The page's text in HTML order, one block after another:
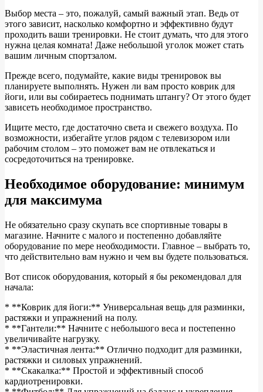
Выбор места – это, пожалуй, самый важный этап. Ведь от
этого зависит, насколько комфортно и эффективно будут
проходить ваши тренировки. Не стоит думать, что для этого
нужна целая комната! Даже небольшой уголок может стать
вашим личным спортзалом.
Прежде всего, подумайте, какие виды тренировок вы
планируете выполнять. Нужен ли вам просто коврик для
йоги, или вы собираетесь поднимать штангу? От этого будет
зависеть необходимое пространство.
Ищите место, где достаточно света и свежего воздуха. По
возможности, избегайте углов рядом с телевизором или
рабочим столом – это поможет вам не отвлекаться и
сосредоточиться на тренировке.
Необходимое оборудование: минимум
для максимума
Не обязательно сразу скупать все спортивные товары в
магазине. Начните с малого и постепенно добавляйте
оборудование по мере необходимости. Главное – выбрать то,
что действительно вам нужно и чем вы будете пользоваться.
Вот список оборудования, который я бы рекомендовал для
начала:
* **Коврик для йоги:** Универсальная вещь для разминки,
растяжки и упражнений на полу.
* **Гантели:** Начните с небольшого веса и постепенно
увеличивайте нагрузку.
* **Эластичная лента:** Отлично подходит для разминки,
растяжки и силовых упражнений.
* **Скакалка:** Простой и эффективный способ
кардиотренировки.